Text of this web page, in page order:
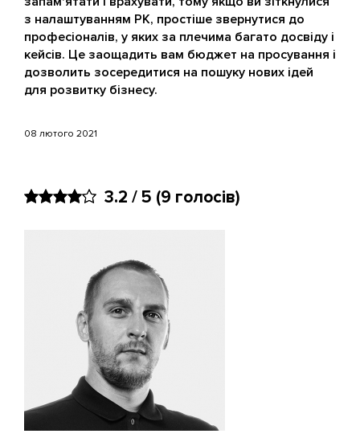
з налаштуванням РК, простіше звернутися до
професіоналів, у яких за плечима багато досвіду і
кейсів. Це заощадить вам бюджет на просування і
дозволить зосередитися на пошуку нових ідей
для розвитку бізнесу.
08 лютого 2021
3.2 / 5 (9 голосів)